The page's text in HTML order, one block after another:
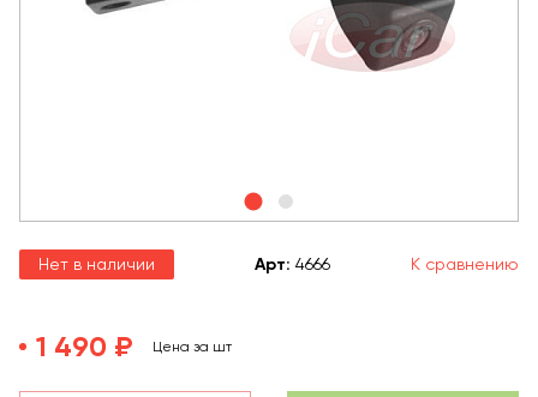
Нет в наличии Арт: 4666 К сравнению
1 490 ₽ Цена за шт